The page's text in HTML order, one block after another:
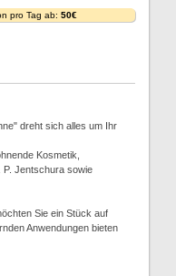
pro Tag ab: 50€
dreht sich alles um Ihr
Kosmetik,
P. Jentschura sowie
Sie ein Stück auf
Anwendungen bieten